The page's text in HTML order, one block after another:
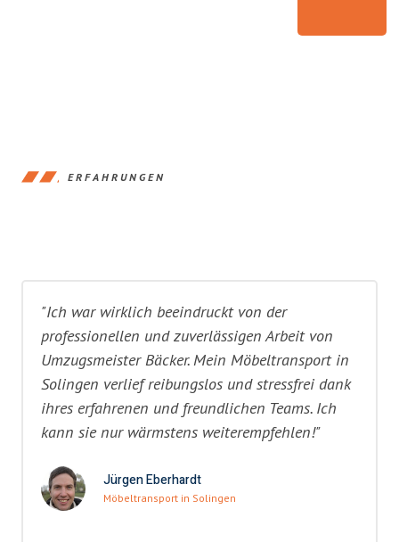
ERFAHRUNGEN
"Ich war wirklich beeindruckt von der
professionellen und zuverlässigen Arbeit von
Umzugsmeister Bäcker. Mein Möbeltransport in
Solingen verlief reibungslos und stressfrei dank
ihres erfahrenen und freundlichen Teams. Ich
kann sie nur wärmstens weiterempfehlen!"
Jürgen Eberhardt
Möbeltransport in Solingen